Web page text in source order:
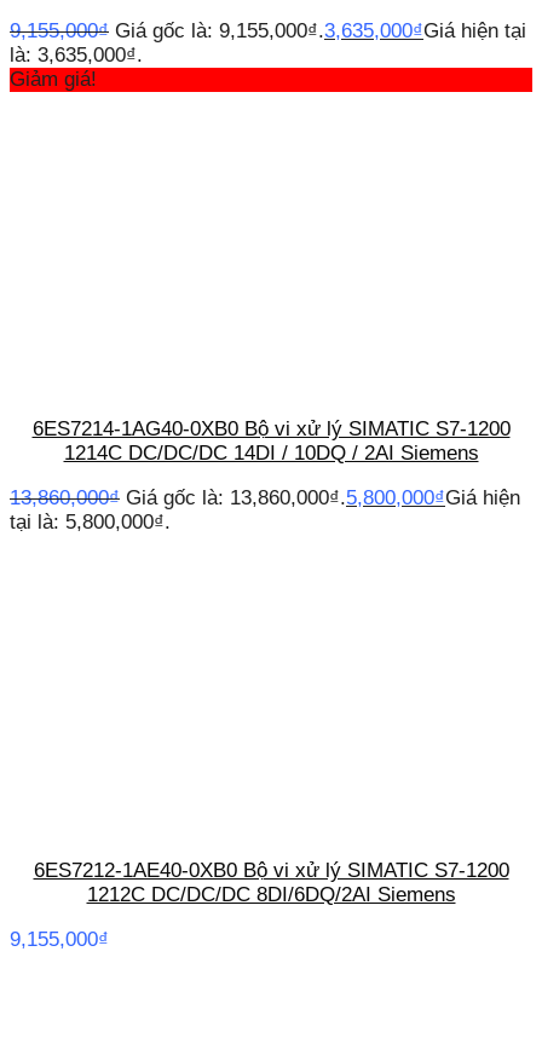
9,155,000₫ Giá gốc là: 9,155,000₫.3,635,000₫Giá hiện tại
là: 3,635,000₫.
Giảm giá!
6ES7214-1AG40-0XB0 Bộ vi xử lý SIMATIC S7-1200
1214C DC/DC/DC 14DI / 10DQ / 2AI Siemens
13,860,000₫ Giá gốc là: 13,860,000₫.5,800,000₫Giá hiện
tại là: 5,800,000₫.
6ES7212-1AE40-0XB0 Bộ vi xử lý SIMATIC S7-1200
1212C DC/DC/DC 8DI/6DQ/2AI Siemens
9,155,000₫